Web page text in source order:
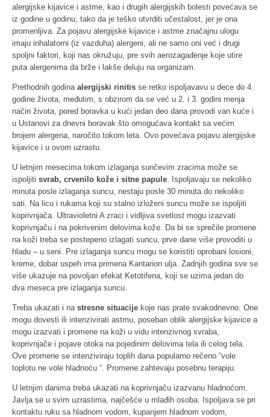
alergijske kijavice i astme, kao i drugih alergijskih bolesti povećava se
iz godine u godinu, tako da je teško utvrditi učestalost, jer je ona
promenljiva. Za pojavu alergijske kijavice i astme značajnu ulogu
imaju inhalatorni (iz vazduha) alergeni, ali ne samo oni već i drugi
spoljni faktori, koji nas okružuju, pre svih aerozagađenje koje utire
puta alergenima da brže i lakše deluju na organizam.
Prethodnih godina alergijski rinitis se retko ispoljavavu u dece do 4.
godine života, međutim, s obzirom da se već u 2. i 3. godini menja
način života, pored boravka u kući jedan deo dana provodi van kuće i
u Ustanovi za dnevni boravak što omogućava kontakt sa većim
brojem alergena, naročito tokom leta. Ovo povećava pojavu alergijske
kijavice i u ovom uzrastu.
U letnjim mesecima tokom izlaganja sunčevim zracima može se
ispoljiti svrab, crvenilo kože i sitne papule. Ispoljavaju se nekoliko
minuta posle izlaganja suncu, nestaju posle 30 minuta do nekoliko
sati. Na licu i rukama koji su stalno izloženi suncu može se ispoljiti
koprivnjača. Ultravioletni A zraci i vidljiva svetlost mogu izazvati
koprivnjaču i na pokrivenim delovima kože. Da bi se sprečile promene
na koži treba se postepeno izlagati suncu, prve dane više provoditi u
hladu – u seni. Pre izlaganja suncu mogu se koristiti oprobani losioni,
kreme, dobar uspeh ima primena Kantarion ulja. Zadnjih godina sve se
više ukazuje na povoljan efekat Ketotifena, koji se uzima jedan do
dva meseca pre izlaganja suncu.
Treba ukazati i na stresne situacije koje nas prate svakodnevno. One
mogu dovesti ili intenzivirati astmu, poseban oblik alergijske kijavice a
mogu izazvati i promene na koži u vidu intenzivnog svraba,
koprivnjače i pojave otoka na pojedinim delovima tela ili celog tela.
Ove promene se intenziviraju toplih dana popularno rečeno “vole
toplotu ne vole hladnoću “. Promene zahtevaju posebnu terapiju.
U letnjim danima treba ukazati na koprivnjaču izazvanu hladnoćom.
Javlja se u svim uzrastima, najčešće u mlađih osoba. Ispoljava se pri
kontaktu ruku sa hladnom vodom, kupanjem hladnom vodom,